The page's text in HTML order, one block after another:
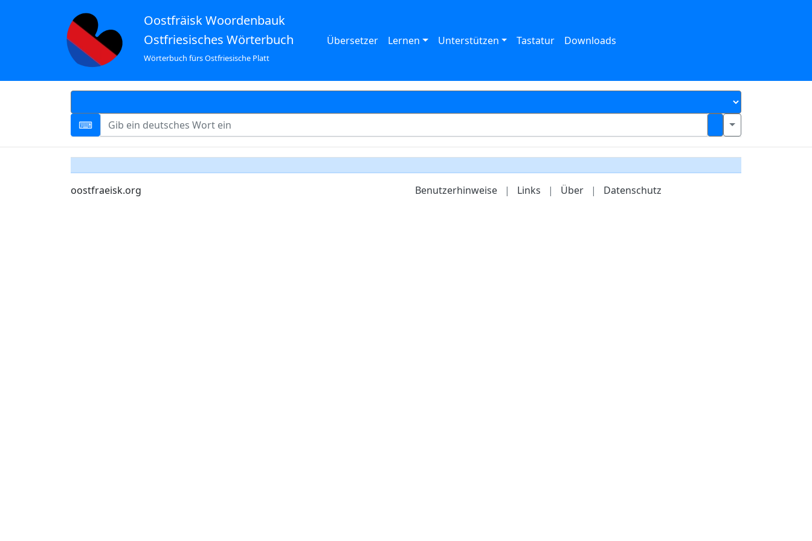
Oostfräisk Woordenbauk
Ostfriesisches Wörterbuch
Wörterbuch fürs Ostfriesische Platt
Übersetzer Lernen Unterstützen Tastatur Downloads
oostfraeisk.org Benutzerhinweise | Links | Über | Datenschutz